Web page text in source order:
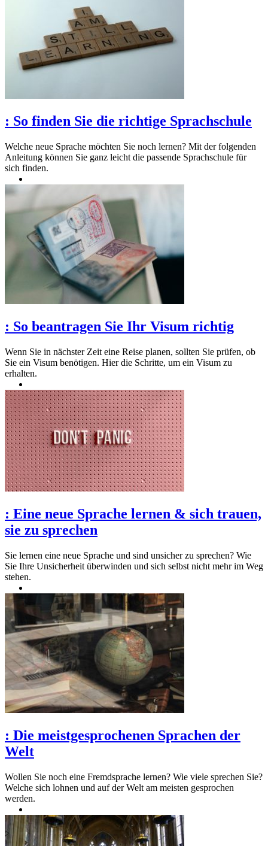
: So finden Sie die richtige Sprachschule
Welche neue Sprache möchten Sie noch lernen? Mit der folgenden
Anleitung können Sie ganz leicht die passende Sprachschule für
sich finden.
: So beantragen Sie Ihr Visum richtig
Wenn Sie in nächster Zeit eine Reise planen, sollten Sie prüfen, ob
Sie ein Visum benötigen. Hier die Schritte, um ein Visum zu
erhalten.
: Eine neue Sprache lernen & sich trauen,
sie zu sprechen
Sie lernen eine neue Sprache und sind unsicher zu sprechen? Wie
Sie Ihre Unsicherheit überwinden und sich selbst nicht mehr im Weg
stehen.
: Die meistgesprochenen Sprachen der
Welt
Wollen Sie noch eine Fremdsprache lernen? Wie viele sprechen Sie?
Welche sich lohnen und auf der Welt am meisten gesprochen
werden.